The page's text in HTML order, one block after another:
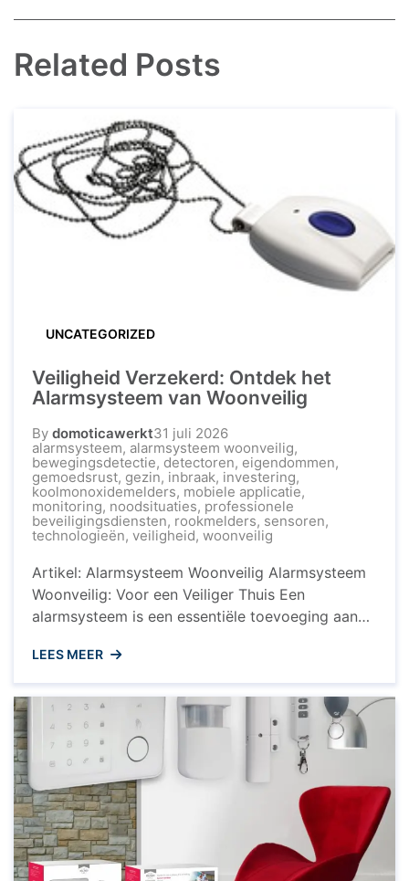
Related Posts
UNCATEGORIZED
Veiligheid Verzekerd: Ontdek het
Alarmsysteem van Woonveilig
By domoticawerkt31 juli 2026
alarmsysteem, alarmsysteem woonveilig,
bewegingsdetectie, detectoren, eigendommen,
gemoedsrust, gezin, inbraak, investering,
koolmonoxidemelders, mobiele applicatie,
monitoring, noodsituaties, professionele
beveiligingsdiensten, rookmelders, sensoren,
technologieën, veiligheid, woonveilig
Artikel: Alarmsysteem Woonveilig Alarmsysteem
Woonveilig: Voor een Veiliger Thuis Een
alarmsysteem is een essentiële toevoeging aan
eigendommen te waarborgen. Woonveilig biedt
een geavanceerd alarmsysteem dat zorgt voor
gemoedsrust en bescherming tegen inbraak en
andere noodsituaties. Waarom Kiezen voor
Alarmsysteem Woonveilig? Het alarmsysteem van
Woonveilig is eenvoudig ...
LEES MEER